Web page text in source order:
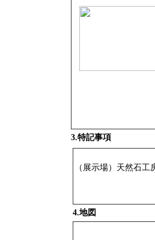
3.特記事項
（展示場）天然石
4.地図